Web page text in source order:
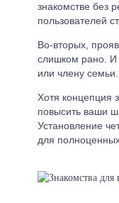
знакомстве без
пользователей
Во-вторых,
слишком рано. И
или члену семьи.
Хотя концепция
повысить ваши
Установление
для